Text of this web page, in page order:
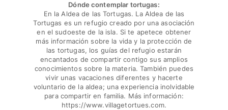
Dónde contemplar tortugas:
En la Aldea de las Tortugas. La Aldea de las
Tortugas es un refugio creado por una asociación
en el sudoeste de la isla. Si te apetece obtener
más información sobre la vida y la protección de
las tortugas, los guías del refugio estarán
encantados de compartir contigo sus amplios
conocimientos sobre la materia. También puedes
vivir unas vacaciones diferentes y hacerte
voluntario de la aldea; una experiencia inolvidable
para compartir en familia. Más información:
https://www.villagetortues.com.